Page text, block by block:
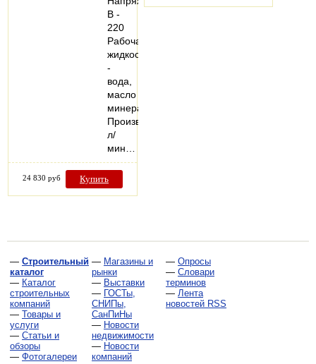
В -
220
Рабочая
жидкость
-
вода,
масло
минеральное
Производительность,
л/
мин…
24 830 руб Купить
— Строительный
каталог
— Каталог
строительных
компаний
— Товары и
услуги
— Статьи и
обзоры
— Фотогалереи
— Магазины и
рынки
— Выставки
— ГОСТы,
СНИПы,
СанПиНы
— Новости
недвижимости
— Новости
компаний
— Опросы
— Словари
терминов
— Лента
новостей RSS